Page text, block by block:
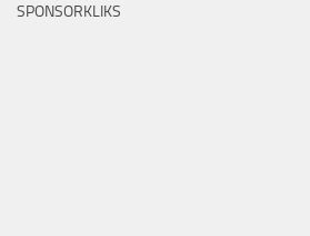
SPONSORKLIKS